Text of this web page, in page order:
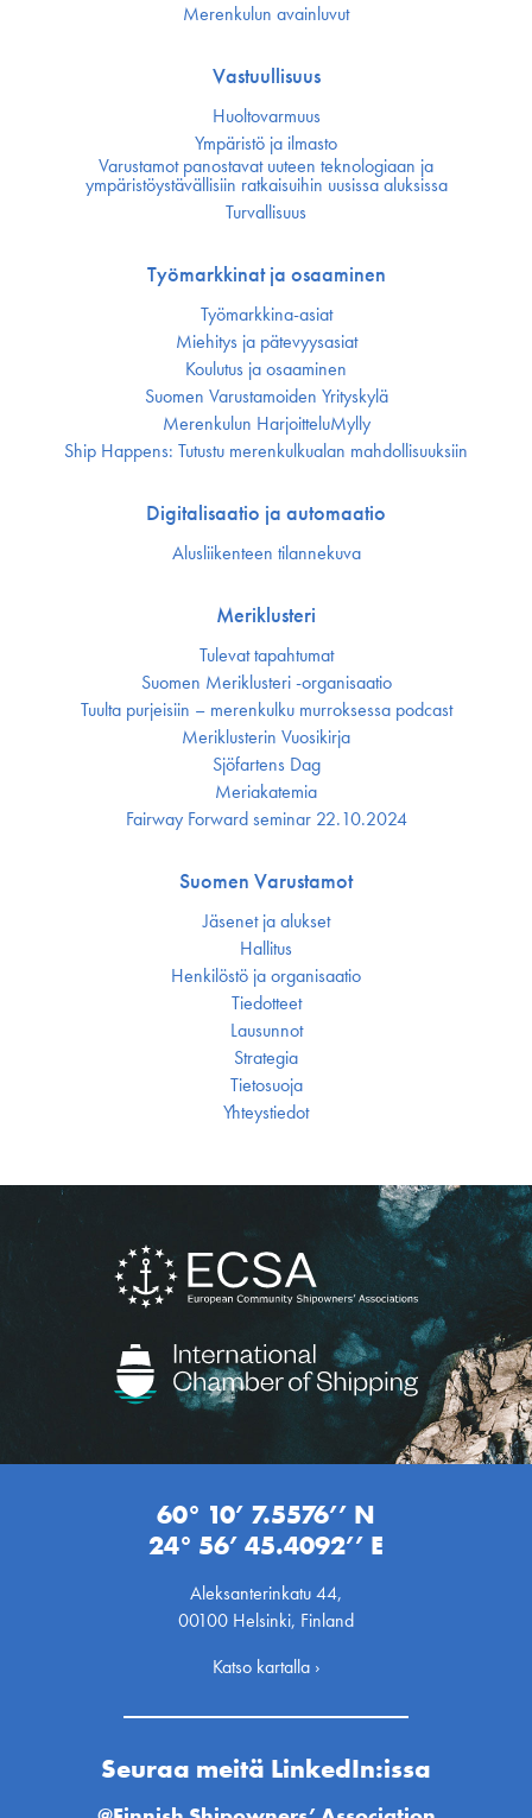
Merenkulun avainluvut
Vastuullisuus
Huoltovarmuus
Ympäristö ja ilmasto
Varustamot panostavat uuteen teknologiaan ja
ympäristöystävällisiin ratkaisuihin uusissa aluksissa
Turvallisuus
Työmarkkinat ja osaaminen
Työmarkkina-asiat
Miehitys ja pätevyys­asiat
Koulutus ja osaaminen
Suomen Varustamoiden Yrityskylä
Merenkulun HarjoitteluMylly
Ship Happens: Tutustu merenkulkualan mahdollisuuksiin
Digitalisaatio ja automaatio
Alusliikenteen tilannekuva
Meriklusteri
Tulevat tapahtumat
Suomen Meriklusteri -organisaatio
Tuulta purjeisiin – merenkulku murroksessa podcast
Meriklusterin Vuosikirja
Sjöfartens Dag
Meriakatemia
Fairway Forward seminar 22.10.2024
Suomen Varustamot
Jäsenet ja alukset
Hallitus
Henkilöstö ja organisaatio
Tiedotteet
Lausunnot
Strategia
Tietosuoja
Yhteystiedot
60° 10’ 7.5576’’ N
24° 56’ 45.4092’’ E
Aleksanterinkatu 44,
00100 Helsinki, Finland
Katso kartalla ›
Seuraa meitä LinkedIn:issa